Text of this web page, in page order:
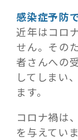
感染症予防
近年はコロ
せん。その
者さんへの
してしまい
ます。
コロナ禍は
を与えていま